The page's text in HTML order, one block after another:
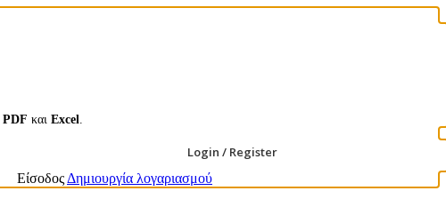
PDF και Excel
Login / Register
Είσοδος Δημιουργία λογαριασμού